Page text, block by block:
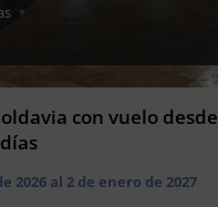
con vuelo desde
2026 al 2 de enero de 2027